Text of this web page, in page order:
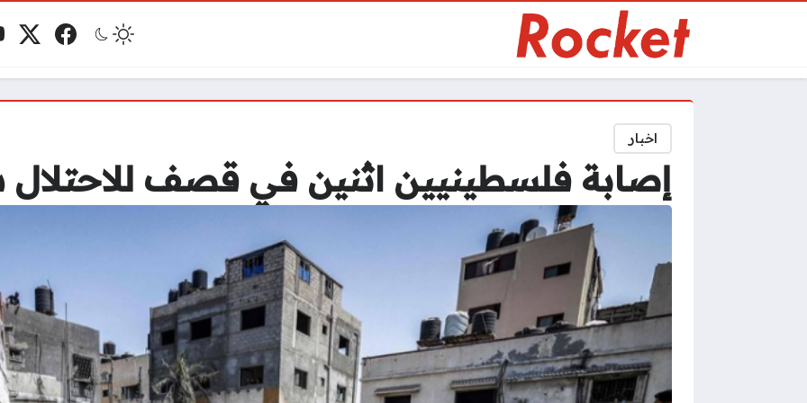
فيسبوك
اخبار
إصابة فلسطينيين اثنين في قصف